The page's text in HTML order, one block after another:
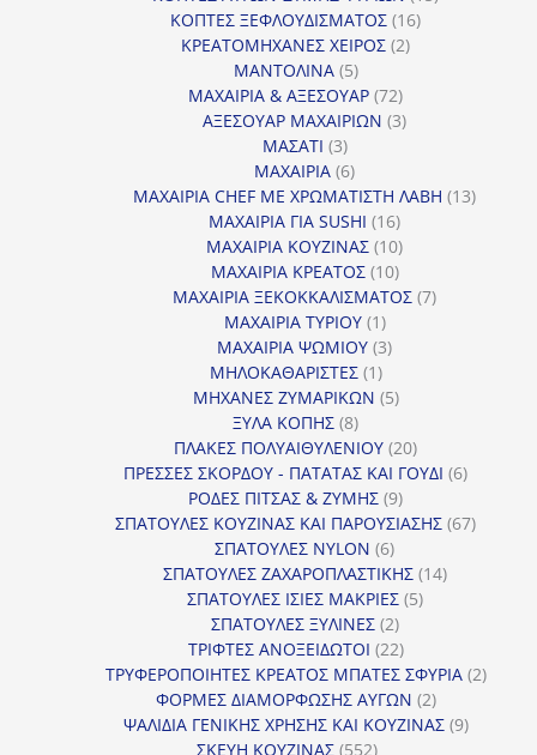
ΚΟΠΤΕΣ ΞΕΦΛΟΥΔΙΣΜΑΤΟΣ 1616
ΚΡΕΑΤΟΜΗΧΑΝΕΣ ΧΕΙΡΟΣ 22
ΜΑΝΤΟΛΙΝΑ 55
προϊόντα
ΜΑΧΑΙΡΙΑ & ΑΞΕΣΟΥΑΡ 7272
προϊόντα
ΑΞΕΣΟΥΑΡ ΜΑΧΑΙΡΙΩΝ 33
ΜΑΣΑΤΙ 33
προϊόντα
ΜΑΧΑΙΡΙΑ 66
προϊόντα
ΜΑΧΑΙΡΙΑ CHEF ΜΕ ΧΡΩΜΑΤΙΣΤΗ ΛΑΒΗ 1313
ΜΑΧΑΙΡΙΑ ΓΙΑ SUSHI 1616
προϊόντα
ΜΑΧΑΙΡΙΑ ΚΟΥΖΙΝΑΣ 1010
προϊόντα
ΜΑΧΑΙΡΙΑ ΚΡΕΑΤΟΣ 1010
προϊόντα
ΜΑΧΑΙΡΙΑ ΞΕΚΟΚΚΑΛΙΣΜΑΤΟΣ 77
ΜΑΧΑΙΡΙΑ ΤΥΡΙΟΥ 11
προϊόν
ΜΑΧΑΙΡΙΑ ΨΩΜΙΟΥ 33
ΜΗΛΟΚΑΘΑΡΙΣΤΕΣ 11
προϊόν
ΜΗΧΑΝΕΣ ΖΥΜΑΡΙΚΩΝ 55
ΞΥΛΑ ΚΟΠΗΣ 88
προϊόντα
ΠΛΑΚΕΣ ΠΟΛΥΑΙΘΥΛΕΝΙΟΥ 2020
προϊόντα
ΠΡΕΣΣΕΣ ΣΚΟΡΔΟΥ - ΠΑΤΑΤΑΣ ΚΑΙ ΓΟΥΔΙ 66
ΡΟΔΕΣ ΠΙΤΣΑΣ & ΖΥΜΗΣ 99
προϊόντα
ΣΠΑΤΟΥΛΕΣ ΚΟΥΖΙΝΑΣ ΚΑΙ ΠΑΡΟΥΣΙΑΣΗΣ 6767
ΣΠΑΤΟΥΛΕΣ NYLON 66
προϊόντα
ΣΠΑΤΟΥΛΕΣ ΖΑΧΑΡΟΠΛΑΣΤΙΚΗΣ 1414
ΣΠΑΤΟΥΛΕΣ ΙΣΙΕΣ ΜΑΚΡΙΕΣ 55
ΣΠΑΤΟΥΛΕΣ ΞΥΛΙΝΕΣ 22
προϊόντα
ΤΡΙΦΤΕΣ ΑΝΟΞΕΙΔΩΤΟΙ 2222
προϊόντα
ΤΡΥΦΕΡΟΠΟΙΗΤΕΣ ΚΡΕΑΤΟΣ ΜΠΑΤΕΣ ΣΦΥΡΙΑ 22
ΦΟΡΜΕΣ ΔΙΑΜΟΡΦΩΣΗΣ ΑΥΓΩΝ 22
προϊόντα
ΨΑΛΙΔΙΑ ΓΕΝΙΚΗΣ ΧΡΗΣΗΣ ΚΑΙ ΚΟΥΖΙΝΑΣ 99
ΣΚΕΥΗ ΚΟΥΖΙΝΑΣ 552552